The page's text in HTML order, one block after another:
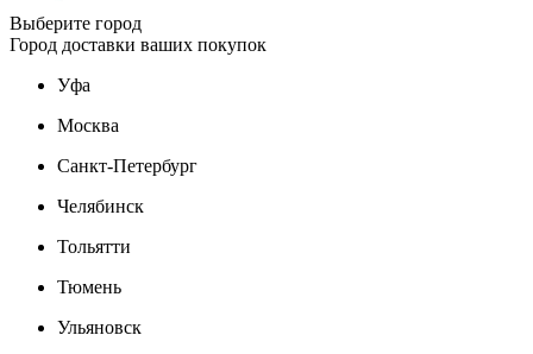
Выберите город
Город доставки ваших покупок
Уфа
Москва
Санкт-Петербург
Челябинск
Тольятти
Тюмень
Ульяновск